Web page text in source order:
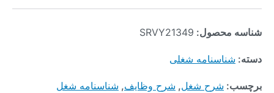
شناسه محصول: SRVY21349
دسته: شناسنامه شغلی
برچسب: شرح شغل, شرح وظایف, شناسنامه شغل